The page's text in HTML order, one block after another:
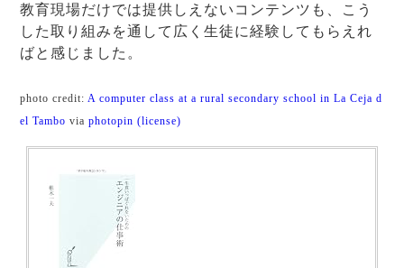
教育現場だけでは提供しえないコンテンツも、こう
した取り組みを通して広く生徒に経験してもらえれ
ばと感じました。
photo credit: A computer class at a rural secondary school in La Ceja d
el Tambo via photopin (license)